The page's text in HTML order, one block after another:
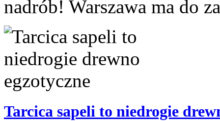
nadrób! Warszawa ma do
Tarcica sapeli to niedrogie